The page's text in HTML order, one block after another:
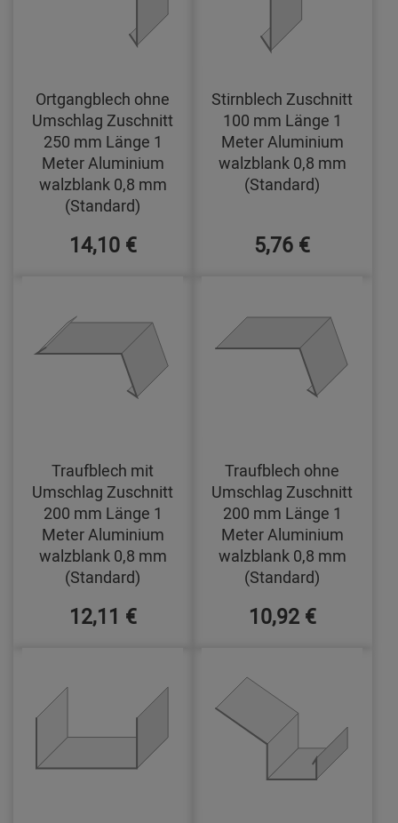
Ortgangblech ohne
Umschlag Zuschnitt
250 mm Länge 1
Meter Aluminium
walzblank 0,8 mm
(Standard)
14,10 €
Stirnblech Zuschnitt
100 mm Länge 1
Meter Aluminium
walzblank 0,8 mm
(Standard)
5,76 €
Traufblech mit
Umschlag Zuschnitt
200 mm Länge 1
Meter Aluminium
walzblank 0,8 mm
(Standard)
12,11 €
Traufblech ohne
Umschlag Zuschnitt
200 mm Länge 1
Meter Aluminium
walzblank 0,8 mm
(Standard)
10,92 €